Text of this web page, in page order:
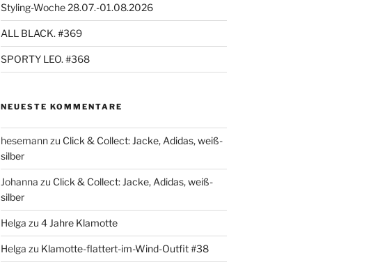
Styling-Woche 28.07.-01.08.2026
ALL BLACK. #369
SPORTY LEO. #368
NEUESTE KOMMENTARE
hesemannzu Click & Collect: Jacke, Adidas, weiß-
silber
Johanna zu Click & Collect: Jacke, Adidas, weiß-
silber
Helga zu 4 Jahre Klamotte
Helga zu Klamotte-flattert-im-Wind-Outfit #38